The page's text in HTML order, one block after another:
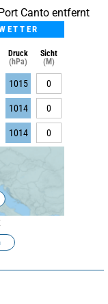
Canto entfernt
Druck
(hPa)
Sicht
(M)
1015 0
1014 0
1014 0